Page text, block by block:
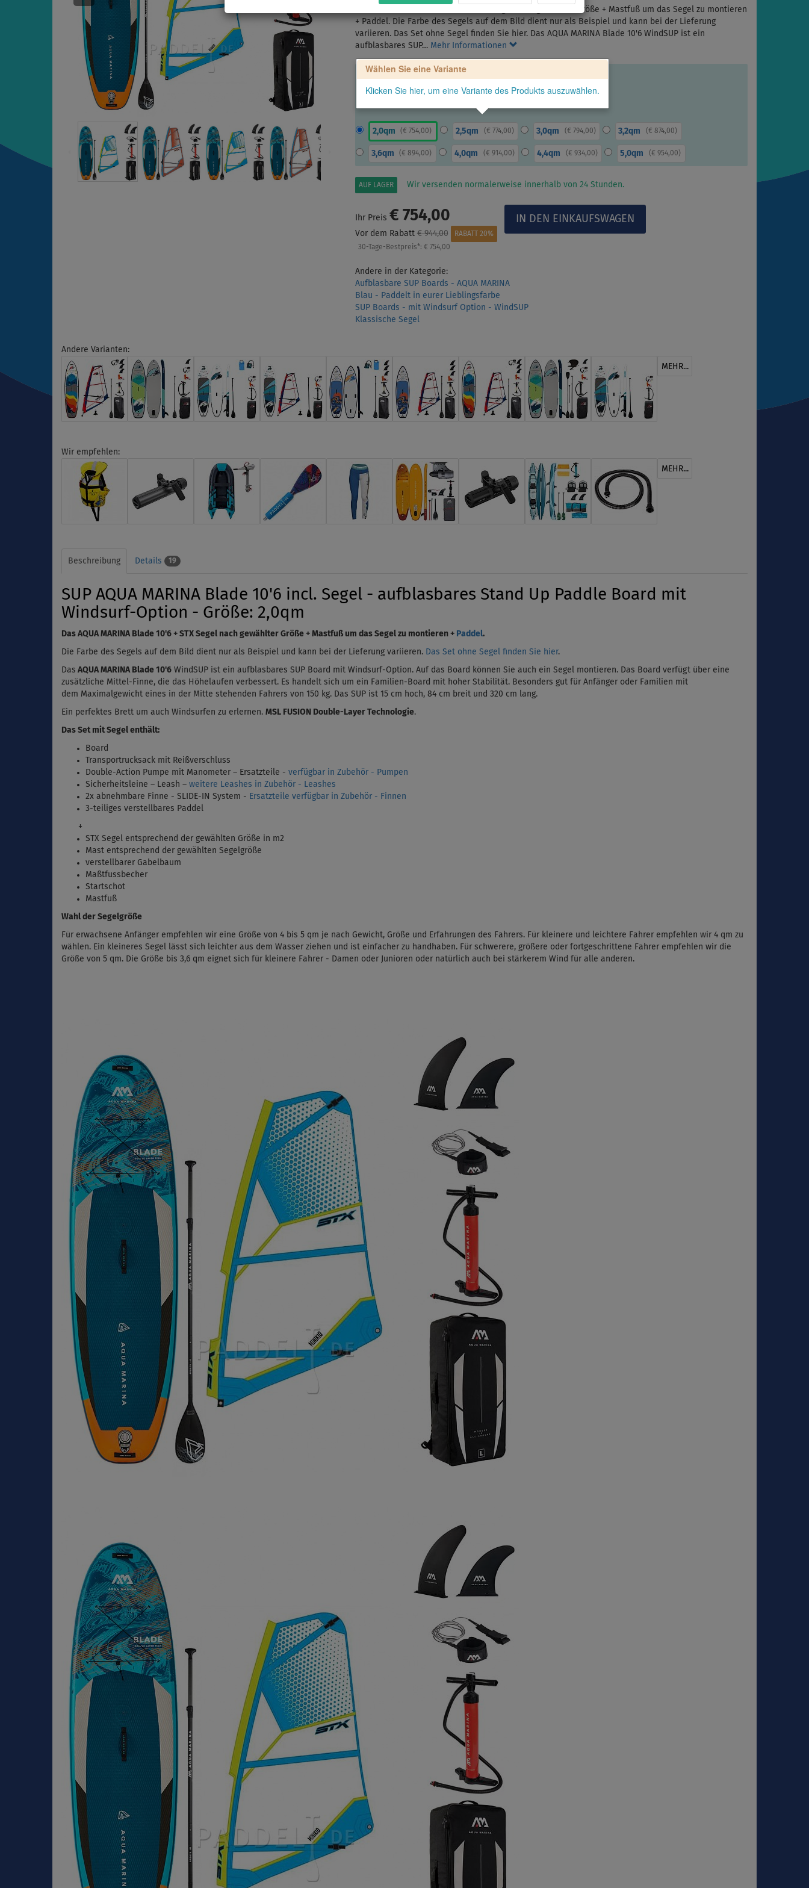
Das AQUA MARINA Blade 10'6 + STX Segel nach gewählter Größe + Mastfuß um das Segel zu montieren
+ Paddel. Die Farbe des Segels auf dem Bild dient nur als Beispiel und kann bei der Lieferung
variieren. Das Set ohne Segel finden Sie hier. Das AQUA MARINA Blade 10'6 WindSUP ist ein
aufblasbares SUP… Mehr Informationen
Wählen Sie eine Variante
Klicken Sie hier, um eine Variante des Produkts auszuwählen.
2,0qm (€ 754,00) 2,5qm (€ 774,00) 3,0qm (€ 794,00) 3,2qm (€ 874,00)
3,6qm (€ 894,00) 4,0qm (€ 914,00) 4,4qm (€ 934,00) 5,0qm (€ 954,00)
AUF LAGER Wir versenden normalerweise innerhalb von 24 Stunden.
Ihr Preis € 754,00
Vor dem Rabatt€ 944,00
RABATT 20%
30-Tage-Bestpreis*:€ 754,00
Andere in der Kategorie:
Aufblasbare SUP Boards - AQUA MARINA
Blau - Paddelt in eurer Lieblingsfarbe
SUP Boards - mit Windsurf Option - WindSUP
Klassische Segel
Andere Varianten:
MEHR...
Wir empfehlen:
MEHR...
Beschreibung Details 19
SUP AQUA MARINA Blade 10'6 incl. Segel - aufblasbares Stand Up Paddle Board mit
Windsurf-Option - Größe: 2,0qm
Das AQUA MARINA Blade 10'6 + STX Segel nach gewählter Größe + Mastfuß um das Segel zu montieren + Paddel.
Die Farbe des Segels auf dem Bild dient nur als Beispiel und kann bei der Lieferung variieren. Das Set ohne Segel finden Sie hier.
Das AQUA MARINA Blade 10'6 WindSUP ist ein aufblasbares SUP Board mit Windsurf-Option. Auf das Board können Sie auch ein Segel montieren. Das Board verfügt über eine
zusätzliche Mittel-Finne, die das Höhelaufen verbessert. Es handelt sich um ein Familien-Board mit hoher Stabilität. Besonders gut für Anfänger oder Familien mit
dem Maximalgewicht eines in der Mitte stehenden Fahrers von 150 kg. Das SUP ist 15 cm hoch, 84 cm breit und 320 cm lang.
Ein perfektes Brett um auch Windsurfen zu erlernen. MSL FUSION Double-Layer Technologie.
Das Set mit Segel enthält:
Board
Transportrucksack mit Reißverschluss
Double-Action Pumpe mit Manometer – Ersatzteile - verfügbar in Zubehör - Pumpen
Sicherheitsleine – Leash – weitere Leashes in Zubehör - Leashes
2x abnehmbare Finne - SLIDE-IN System - Ersatzteile verfügbar in Zubehör - Finnen
3-teiliges verstellbares Paddel
+
STX Segel entsprechend der gewählten Größe in m2
Mast entsprechend der gewählten Segelgröße
verstellbarer Gabelbaum
Maßtfussbecher
Startschot
Mastfuß
Wahl der Segelgröße
Für erwachsene Anfänger empfehlen wir eine Größe von 4 bis 5 qm je nach Gewicht, Größe und Erfahrungen des Fahrers. Für kleinere und leichtere Fahrer empfehlen wir 4 qm zu
wählen. Ein kleineres Segel lässt sich leichter aus dem Wasser ziehen und ist einfacher zu handhaben. Für schwerere, größere oder fortgeschrittene Fahrer empfehlen wir die
Größe von 5 qm. Die Größe bis 3,6 qm eignet sich für kleinere Fahrer - Damen oder Junioren oder natürlich auch bei stärkerem Wind für alle anderen.